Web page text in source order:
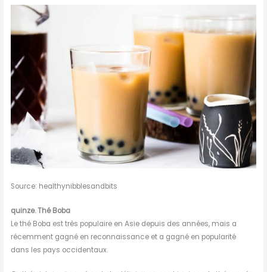
Source: healthynibblesandbits
quinze. Thé Boba
Le thé Boba est très populaire en Asie depuis des années, mais a
récemment gagné en reconnaissance et a gagné en popularité
dans les pays occidentaux.